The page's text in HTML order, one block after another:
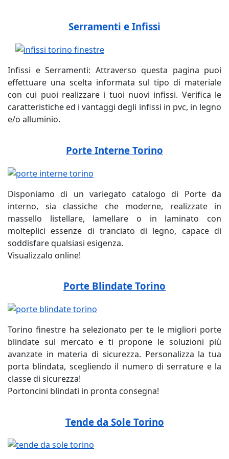
Serramenti e Infissi
Infissi e Serramenti: Attraverso questa pagina puoi
effettuare una scelta informata sul tipo di materiale
con cui puoi realizzare i tuoi nuovi infissi. Verifica le
caratteristiche ed i vantaggi degli infissi in pvc, in legno
e/o alluminio.
Porte Interne Torino
Disponiamo di un variegato catalogo di Porte da
interno, sia classiche che moderne, realizzate in
massello listellare, lamellare o in laminato con
molteplici essenze di tranciato di legno, capace di
soddisfare qualsiasi esigenza.
Visualizzalo online!
Porte Blindate Torino
Torino finestre ha selezionato per te le migliori porte
blindate sul mercato e ti propone le soluzioni più
avanzate in materia di sicurezza. Personalizza la tua
porta blindata, scegliendo il numero di serrature e la
classe di sicurezza!
Portoncini blindati in pronta consegna!
Tende da Sole Torino